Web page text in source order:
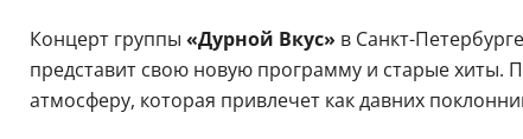
Концерт группы «Дурной Вкус» в Санкт-
представит свою новую программу и старые хиты.
атмосферу, которая привлечет как давних